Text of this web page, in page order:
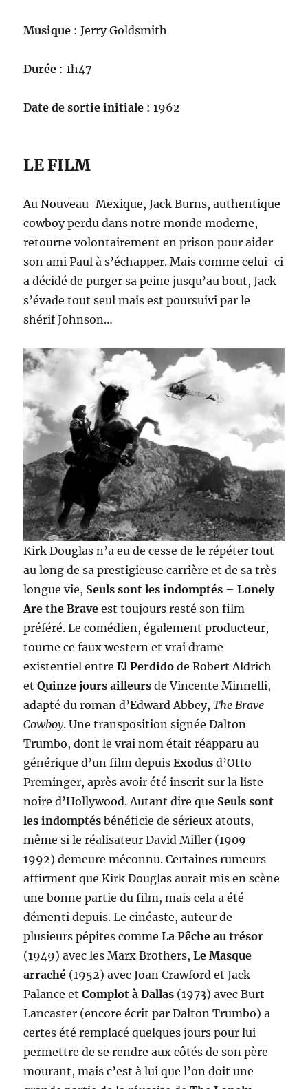
Musique : Jerry Goldsmith
Durée : 1h47
Date de sortie initiale : 1962
LE FILM
Au Nouveau-Mexique, Jack Burns, authentique
cowboy perdu dans notre monde moderne,
retourne volontairement en prison pour aider
son ami Paul à s’échapper. Mais comme celui-ci
a décidé de purger sa peine jusqu’au bout, Jack
s’évade tout seul mais est poursuivi par le
shérif Johnson…
Kirk Douglas n’a eu de cesse de le répéter tout
au long de sa prestigieuse carrière et de sa très
longue vie, Seuls sont les indomptés –Lonely
Are the Brave est toujours resté son film
préféré. Le comédien, également producteur,
tourne ce faux western et vrai drame
existentiel entreEl Perdido de Robert Aldrich
etQuinze jours ailleurs de Vincente Minnelli,
adapté du roman d’Edward Abbey,The Brave
Cowboy. Une transposition signée Dalton
Trumbo, dont le vrai nom était réapparu au
générique d’un film depuisExodus d’Otto
Preminger, après avoir été inscrit sur la liste
noire d’Hollywood. Autant dire que Seuls sont
les indomptés bénéficie de sérieux atouts,
même si le réalisateur David Miller (1909-
1992) demeure méconnu. Certaines rumeurs
affirment que Kirk Douglas aurait mis en scène
une bonne partie du film, mais cela a été
démenti depuis. Le cinéaste, auteur de
plusieurs pépites commeLa Pêche au trésor
(1949) avec les Marx Brothers,Le Masque
arraché (1952) avec Joan Crawford et Jack
Palance etComplot à Dallas (1973) avec Burt
Lancaster (encore écrit par Dalton Trumbo) a
certes été remplacé quelques jours pour lui
permettre de se rendre aux côtés de son père
mourant, mais c’est à lui que l’on doit une